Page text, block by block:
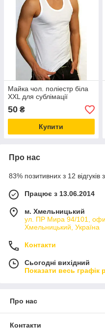
Майка чол. поліестр біла
XXL для сублімації
50 ₴
Купити
Про нас
83% позитивних з 12 відгуків
Працює з 13.06.2014
м. Хмельницький
ул. ПР Мира 94/101,
Хмельницький, Україна
Контакти
Сьогодні вихідний
Показати весь графік
Про нас
Контакти